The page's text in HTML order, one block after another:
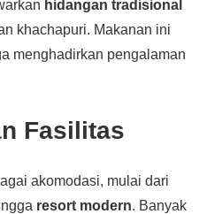
hidangan tradisional
khachapuri. Makanan ini
menghadirkan pengalaman
Fasilitas
akomodasi, mulai dari
resort modern. Banyak